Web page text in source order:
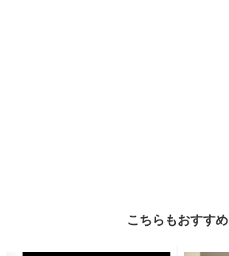
こちらもおすすめ